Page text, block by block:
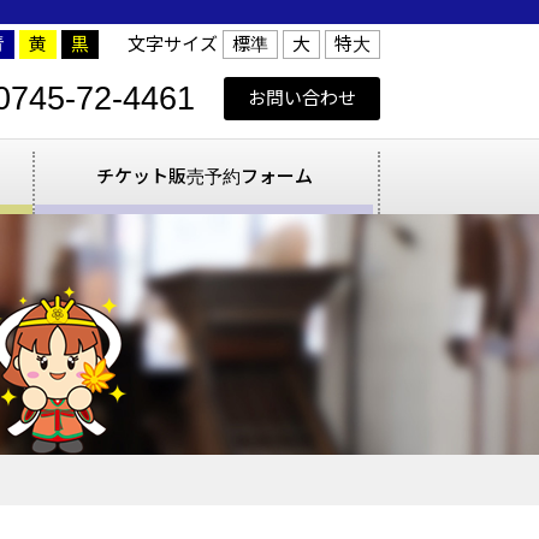
黄 黒 文字サイズ 標準 大 特大
72-4461 お問い合わせ
チケット販売予約フォーム